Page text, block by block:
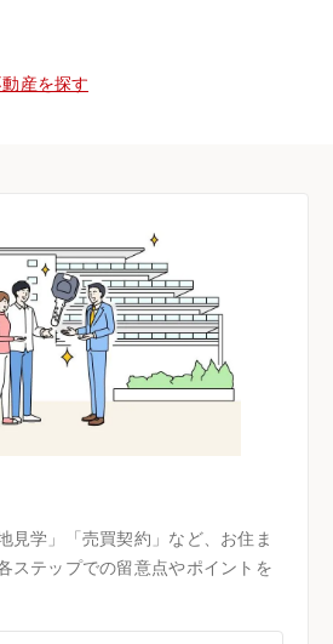
産を探す
見学」「売買契約」など、お住ま
ステップでの留意点やポイントを